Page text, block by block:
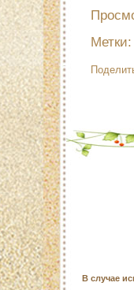
Метки:
В случае